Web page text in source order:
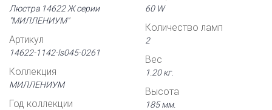
Люстра 14622 Ж серии
"МИЛЛЕНИУМ"
Артикул
14622-1142-ls045-0261
Коллекция
МИЛЛЕНИУМ
Год коллекции
60 W
Количество ламп
2
Вес
1.20 кг.
Высота
185 мм.